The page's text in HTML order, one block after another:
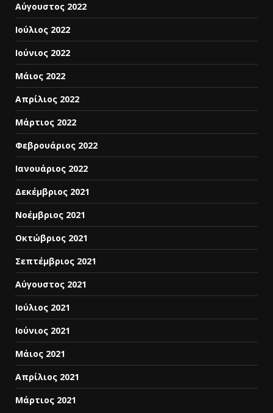
Αύγουστος 2022
Ιούλιος 2022
Ιούνιος 2022
Μάιος 2022
Απρίλιος 2022
Μάρτιος 2022
Φεβρουάριος 2022
Ιανουάριος 2022
Δεκέμβριος 2021
Νοέμβριος 2021
Οκτώβριος 2021
Σεπτέμβριος 2021
Αύγουστος 2021
Ιούλιος 2021
Ιούνιος 2021
Μάιος 2021
Απρίλιος 2021
Μάρτιος 2021